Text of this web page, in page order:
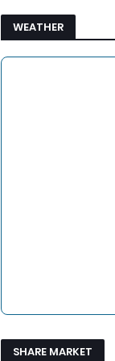
WEATHER
SHARE MARKET